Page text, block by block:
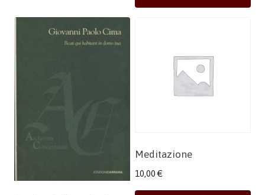
Meditazione
10,00 €